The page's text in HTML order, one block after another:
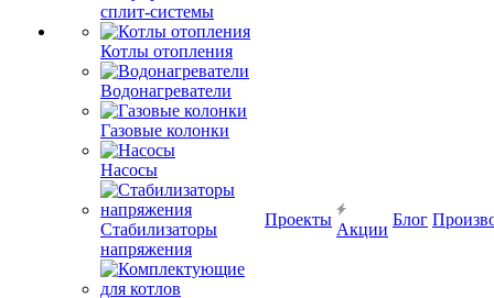
сплит-системы
Котлы отопления
Водонагреватели
Газовые колонки
Насосы
Стабилизаторы
напряжения
Проекты
Акции
Блог